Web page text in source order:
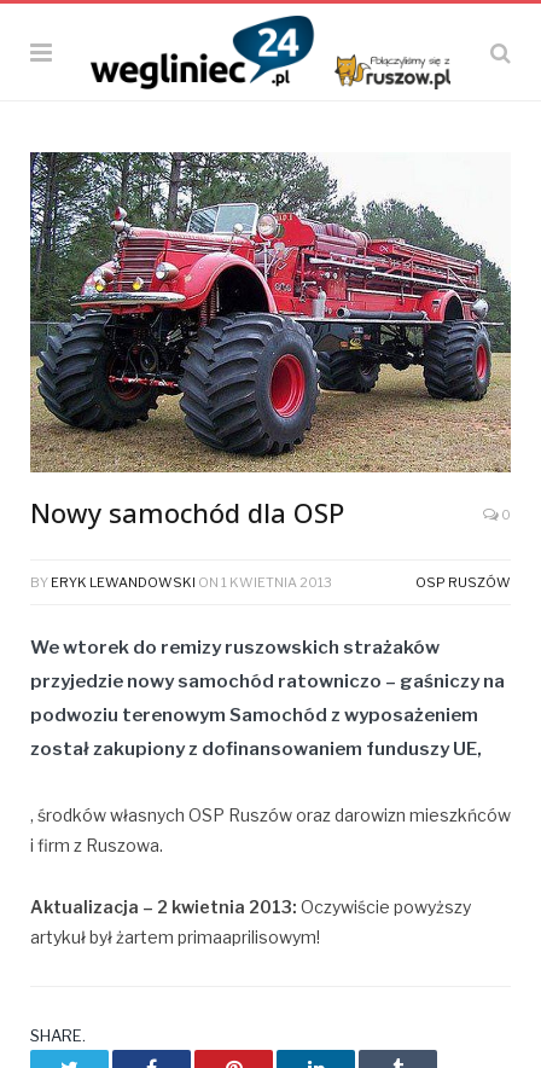
Nowy samochód dla OSP 0
BY ERYK LEWANDOWSKI ON 1 KWIETNIA 2013 OSP RUSZÓW
We wtorek do remizy ruszowskich strażaków
przyjedzie nowy samochód ratowniczo – gaśniczy na
podwoziu terenowym Samochód z wyposażeniem
został zakupiony z dofinansowaniem funduszy UE,
, środków własnych OSP Ruszów oraz darowizn mieszkńców
i firm z Ruszowa.
Aktualizacja – 2 kwietnia 2013: Oczywiście powyższy
artykuł był żartem primaaprilisowym!
SHARE.